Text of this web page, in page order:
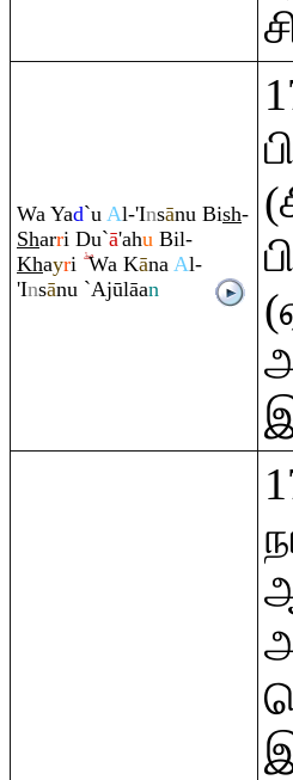
Wa Yad`u Al-'Insānu Bish-
Sharri Du`ā'ahu Bil-
Khayri Wa Kāna Al-
'Insānu `Ajūlāan